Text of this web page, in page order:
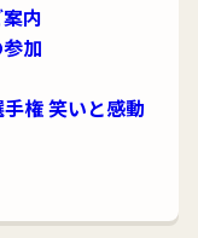
内
加
権 笑いと感動